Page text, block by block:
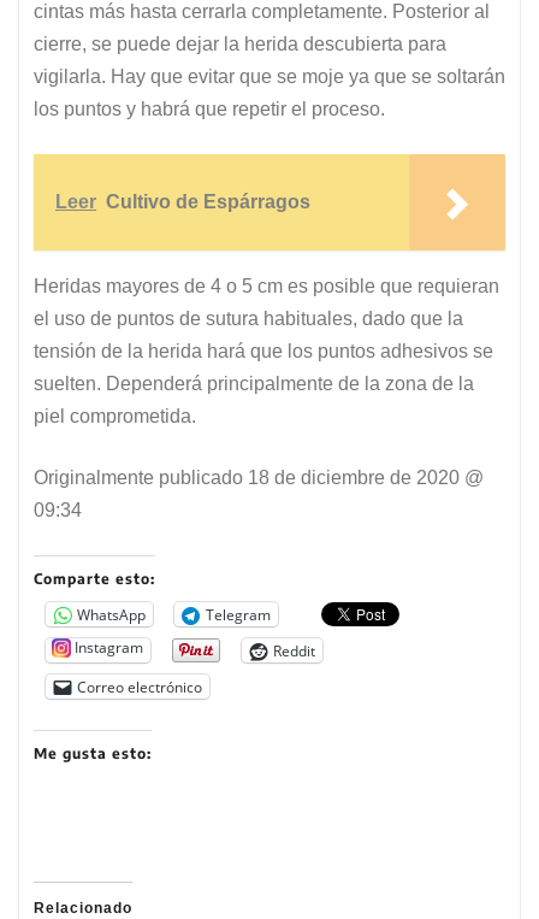
cintas más hasta cerrarla completamente. Posterior al
cierre, se puede dejar la herida descubierta para
vigilarla. Hay que evitar que se moje ya que se soltarán
los puntos y habrá que repetir el proceso.
Leer Cultivo de Espárragos
Heridas mayores de 4 o 5 cm es posible que requieran
el uso de puntos de sutura habituales, dado que la
tensión de la herida hará que los puntos adhesivos se
suelten. Dependerá principalmente de la zona de la
piel comprometida.
Originalmente publicado 18 de diciembre de 2020 @
09:34
Comparte esto:
WhatsApp
Telegram
Instagram
Reddit
Correo electrónico
Me gusta esto:
Relacionado